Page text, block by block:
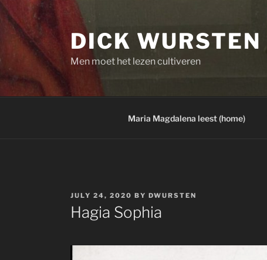
Skip
to
content
DICK WURSTEN
Men moet het lezen cultiveren
Maria Magdalena leest (home)
POSTED
ON
JULY 24, 2020 BY DWURSTEN
Hagia Sophia